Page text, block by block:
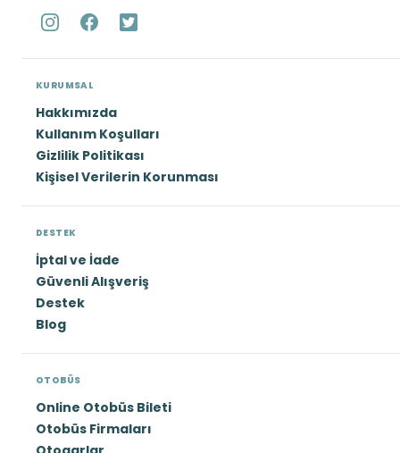
KURUMSAL
Hakkımızda
Kullanım Koşulları
Gizlilik Politikası
Kişisel Verilerin Korunması
DESTEK
İptal ve İade
Güvenli Alışveriş
Destek
Blog
OTOBÜS
Online Otobüs Bileti
Otobüs Firmaları